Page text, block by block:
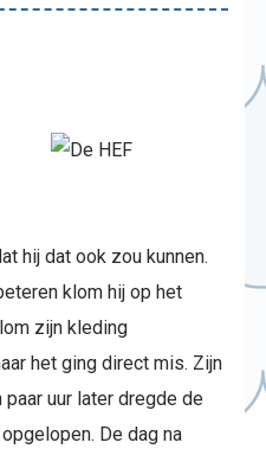
hij dat ook zou kunnen.
klom hij op het
zijn kleding
het ging direct mis. Zijn
uur later dregde de
De dag na